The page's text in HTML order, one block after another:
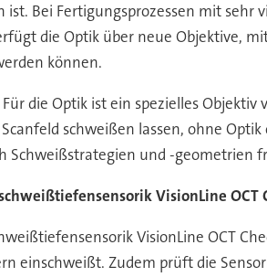
ist. Bei Fertigungsprozessen mit
die Optik über neue Objektive,
können.
die Optik ist ein spezielles
schweißen lassen, ohne
Schweißstrategien und -geometrien
VisionLine OCT
VisionLine OCT
einschweißt. Zudem prüft die